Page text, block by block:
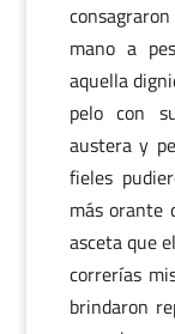
mano a
aquella
pelo con
austera y
fieles
más orante
asceta que
correrías
brindaron